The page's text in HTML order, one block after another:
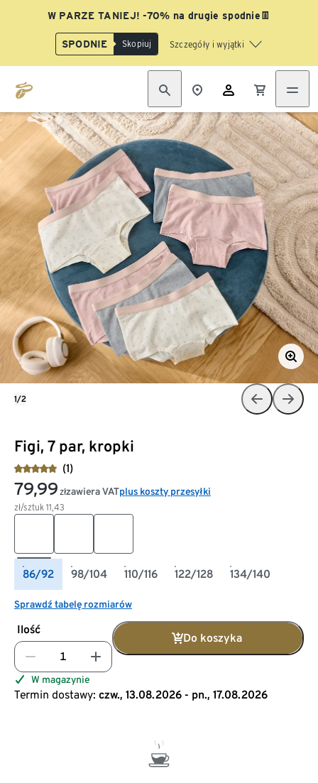
W PARZE TANIEJ! -70% na drugie spodnie👖
SPODNIE Skopiuj Szczegóły i wyjątki
Figi, 7 par, kropki
(1)
79,99 zł
zł/sztuk 11,43
zawiera VATplus koszty przesyłki
86/92 98/104 110/116 122/128 134/140
Sprawdź tabelę rozmiarów
Ilość
Do koszyka
W magazynie
Termin dostawy: czw., 13.08.2026 - pn., 17.08.2026
1/2